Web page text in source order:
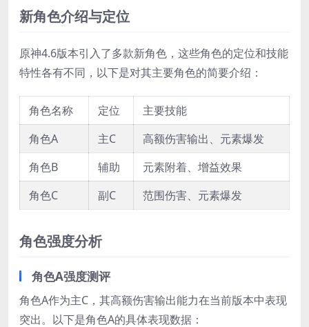
新角色介绍与定位
原神4.6版本引入了多款新角色，这些角色的定位和技能
特性各有不同，以下是对其主要角色的简要介绍：
角色名称 定位
主要技能
角色A
主C
高额伤害输出、元素爆发
角色B
辅助
元素附着、增益效果
角色C
副C 范围伤害、元素爆发
角色强度分析
角色A强度测评
角色A作为主C，其高额伤害输出能力在当前版本中表现
突出。以下是角色A的具体表现数据：